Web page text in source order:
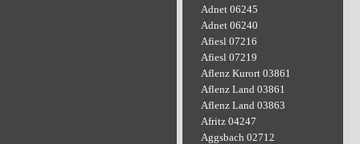
Adnet 06245
Adnet 06240
Afiesl 07216
Afiesl 07219
Aflenz Kurort 03861
Aflenz Land 03861
Aflenz Land 03863
Afritz 04247
Aggsbach 02712